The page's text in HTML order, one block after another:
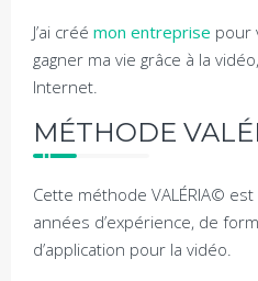
J’ai créé mon entreprise pour
gagner ma vie grâce à la
Internet.
MÉTHODE
Cette méthode VALÉRIA©
années d’expérience, de
d’application pour la vidéo.